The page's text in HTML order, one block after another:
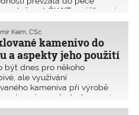
společnost ČKAIT, pojišťovací
ČKAIT, s.r.o. Přes řadu
společnosti podařilo zdolat
období, kterému je v tržním
vystaven každý začínající
subjekt. Dnes se chod
pozvolna stabilizuje
směřují k získání pozice
a spolehlivého partnera pro
služeb (nejen) pro
kamenivo do
a aspekty jeho použití
Keim, CSc.
být dnes pro někoho
ale využívání
kameniva při výrobě
novým požadavkem ani
současného prosazování